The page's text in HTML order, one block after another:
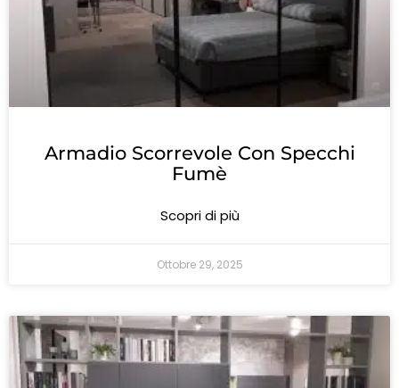
Armadio Scorrevole Con Specchi
Fumè
Scopri di più
Ottobre 29, 2025